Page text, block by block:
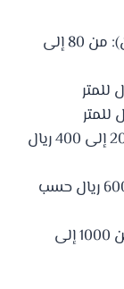
مظلات القماش (PVC أو بولي إيثيلين): من 80 إلى
المظلات الخشبية أو الديكورية: من 200 إلى 400 ريال
مظلات الشد الإنشائي: من 180 إلى 600 ريال حسب
مظلات مواقف السيارات: قد تتراوح بين 1000 إلى